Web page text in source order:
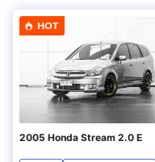
HOT
2005 Honda Stream 2.0 E